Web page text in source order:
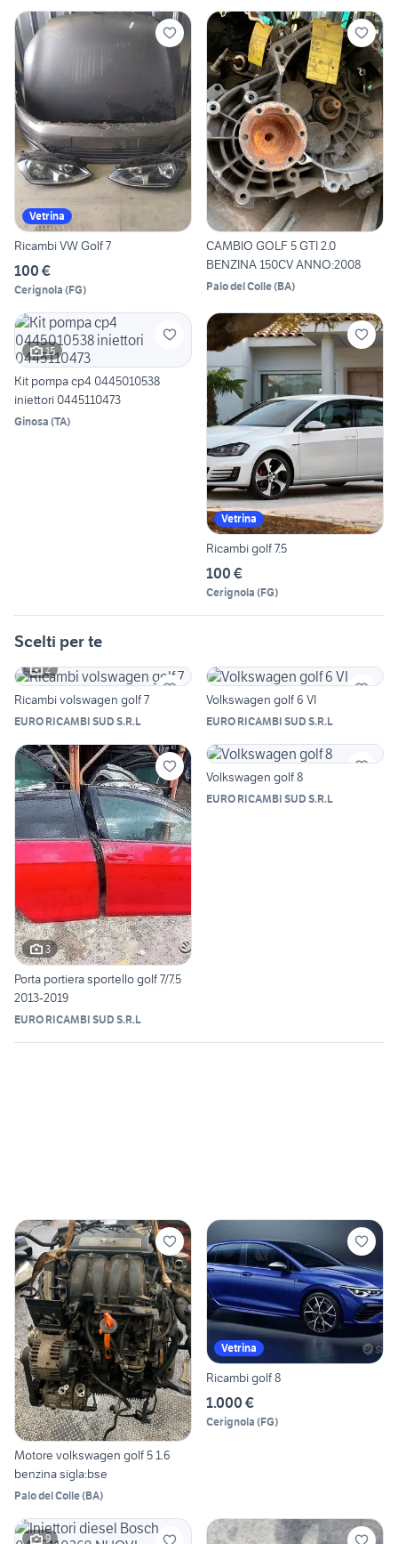
Vetrina
Ricambi VW Golf 7
100 €
Cerignola (FG)
CAMBIO GOLF 5 GTI 2.0
BENZINA 150CV ANNO:2008
Palo del Colle(BA)
15
Kit pompa cp4 0445010538
iniettori 0445110473
Ginosa (TA)
Vetrina
Ricambi golf 7.5
100 €
Cerignola (FG)
Scelti per te
2
Ricambi volswagen golf 7
EURO RICAMBI SUD S.R.L
Volkswagen golf 6 VI
EURO RICAMBI SUD S.R.L
3
Porta portiera sportello golf 7/7.5
2013-2019
EURO RICAMBI SUD S.R.L
Volkswagen golf 8
EURO RICAMBI SUD S.R.L
Motore volkswagen golf 5 1.6
benzina sigla:bse
Palo del Colle(BA)
Vetrina
Ricambi golf 8
1.000 €
Cerignola (FG)
9